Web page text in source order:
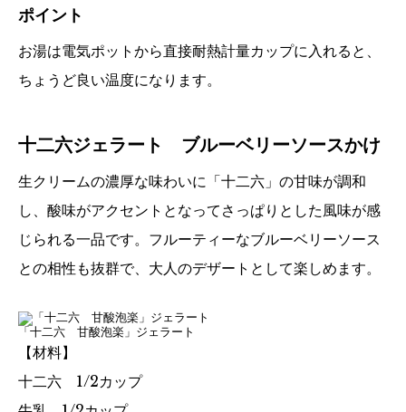
ポイント
お湯は電気ポットから直接耐熱計量カップに入れると、
ちょうど良い温度になります。
十二六ジェラート ブルーベリーソースかけ
生クリームの濃厚な味わいに「十二六」の甘味が調和
し、酸味がアクセントとなってさっぱりとした風味が感
じられる一品です。フルーティーなブルーベリーソース
との相性も抜群で、大人のデザートとして楽しめます。
「十二六 甘酸泡楽」ジェラート
【材料】
十二六 1/2カップ